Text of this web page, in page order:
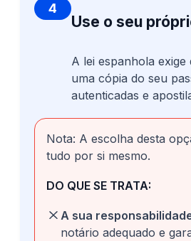
4
Use o seu
A lei espanhola
uma cópia do seu
autenticadas e
Nota: A escolha desta
tudo por si mesmo.
DO QUE SE TRATA:
A sua
notário adequado e